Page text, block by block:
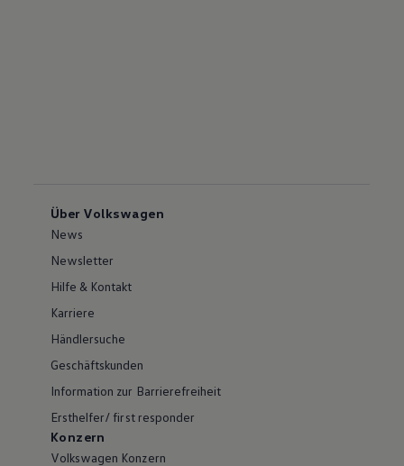
Über Volkswagen
News
Newsletter
Hilfe & Kontakt
Karriere
Händlersuche
Geschäftskunden
Information zur Barrierefreiheit
Ersthelfer/ first responder
Konzern
Volkswagen Konzern